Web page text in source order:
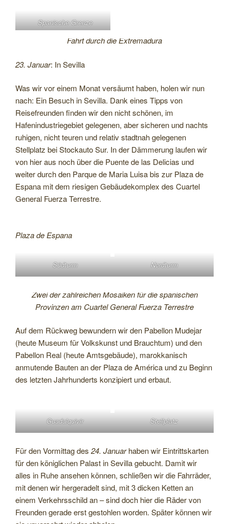
Spanische Grenze
Fahrt durch die Extremadura
23. Januar: In Sevilla
Was wir vor einem Monat versäumt haben, holen wir nun
nach: Ein Besuch in Sevilla. Dank eines Tipps von
Reisefreunden finden wir den nicht schönen, im
Hafenindustriegebiet gelegenen, aber sicheren und nachts
ruhigen, nicht teuren und relativ stadtnah gelegenen
Stellplatz bei Stockauto Sur. In der Dämmerung laufen wir
von hier aus noch über die Puente de las Delicias und
weiter durch den Parque de Maria Luisa bis zur Plaza de
Espana mit dem riesigen Gebäudekomplex des Cuartel
General Fuerza Terrestre.
Plaza de Espana
Südturm Nordturm
Zwei der zahlreichen Mosaiken für die spanischen
Provinzen am Cuartel General Fuerza Terrestre
Auf dem Rückweg bewundern wir den Pabellon Mudejar
(heute Museum für Volkskunst und Brauchtum) und den
Pabellon Real (heute Amtsgebäude), marokkanisch
anmutende Bauten an der Plaza de América und zu Beginn
des letzten Jahrhunderts konzipiert und erbaut.
Guadalquivir Stellplatz
Für den Vormittag des 24. Januarhaben wir Eintrittskarten
für den königlichen Palast in Sevilla gebucht. Damit wir
alles in Ruhe ansehen können, schließen wir die Fahrräder,
mit denen wir hergeradelt sind, mit 3 dicken Ketten an
einem Verkehrsschild an – sind doch hier die Räder von
Freunden gerade erst gestohlen worden. Später können wir